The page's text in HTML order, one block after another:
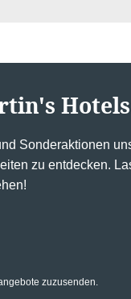
Sonderaktionen
zu entdecken.
zuzusenden.
Fehler: